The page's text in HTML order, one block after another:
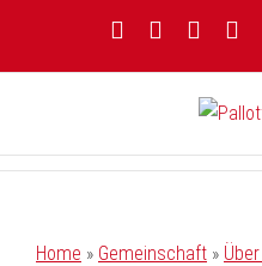
FacebookYouTube
Home » Gemeinschaft »